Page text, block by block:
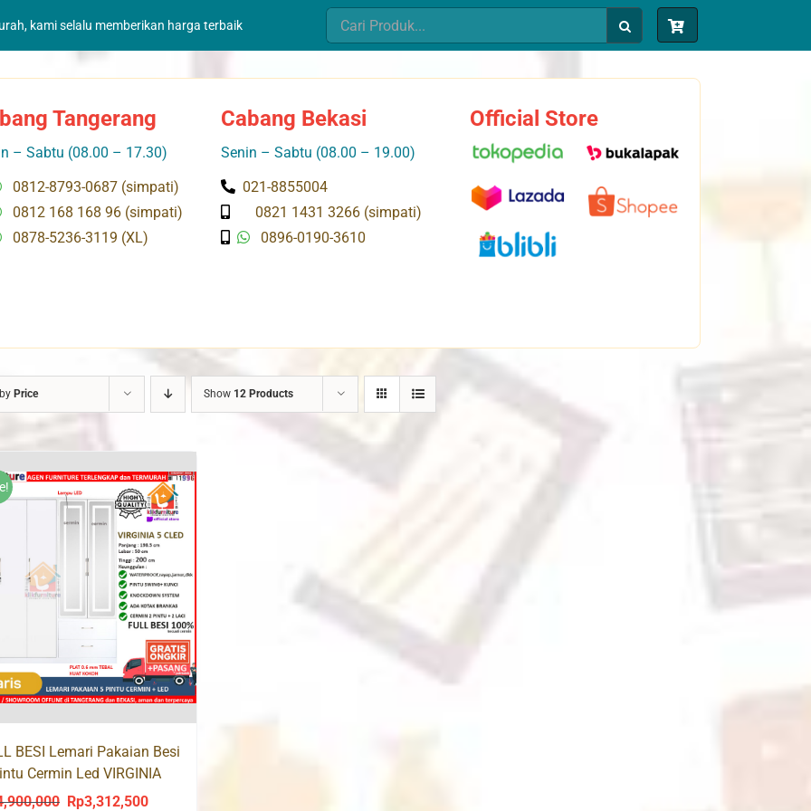
kami selalu memberikan harga terbaik
Search
for:
Tangerang
– Sabtu (08.00 – 17.30)
0812-8793-0687 (simpati)
0812 168 168 96 (simpati)
0878-5236-3119 (XL)
Cabang Bekasi
Senin – Sabtu (08.00 – 19.00)
021-8855004
0821 1431 3266 (simpati)
0896-0190-3610
Official Store
Price Show 12 Products
BESI Lemari Pakaian Besi
Cermin Led VIRGINIA
Original
Rp3,312,500Current